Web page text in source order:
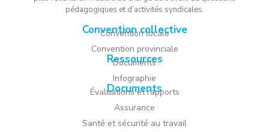
pédagogiques et d’activités syndicales.
Convention collective
Convention locale
Convention provinciale
Ressources
Documents
Infographie
Documents
Évaluations et rapports
Assurance
Santé et sécurité au travail